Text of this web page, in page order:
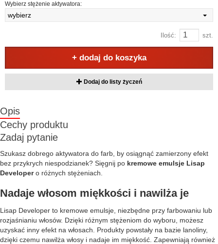
Wybierz stężenie aktywatora:
wybierz
Ilość: szt.
+ dodaj do koszyka
Dodaj do listy życzeń
Opis
Cechy produktu
Zadaj pytanie
Szukasz dobrego aktywatora do farb, by osiągnąć zamierzony efekt
bez przykrych niespodzianek? Sięgnij po kremowe emulsje Lisap
Developero różnych stężeniach.
Nadaje włosom miękkości i nawilża je
Lisap Developer to kremowe emulsje, niezbędne przy farbowaniu lub
rozjaśnianiu włosów. Dzięki różnym stężeniom do wyboru, możesz
uzyskać inny efekt na włosach. Produkty powstały na bazie lanoliny,
dzięki czemu nawilża włosy i nadaje im miękkość. Zapewniają również